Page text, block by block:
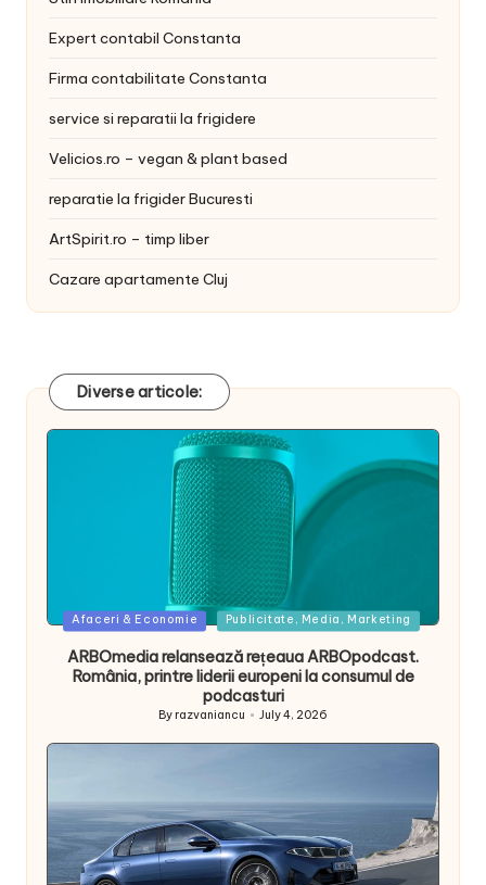
Expert contabil Constanta
Firma contabilitate Constanta
service si reparatii la frigidere
Velicios.ro – vegan & plant based
reparatie la frigider Bucuresti
ArtSpirit.ro – timp liber
Cazare apartamente Cluj
Diverse articole:
Posted
Afaceri & Economie Publicitate, Media, Marketing
ARBOmedia relansează rețeaua ARBOpodcast.
România, printre liderii europeni la consumul de
podcasturi
Posted
By razvaniancu July 4, 2026